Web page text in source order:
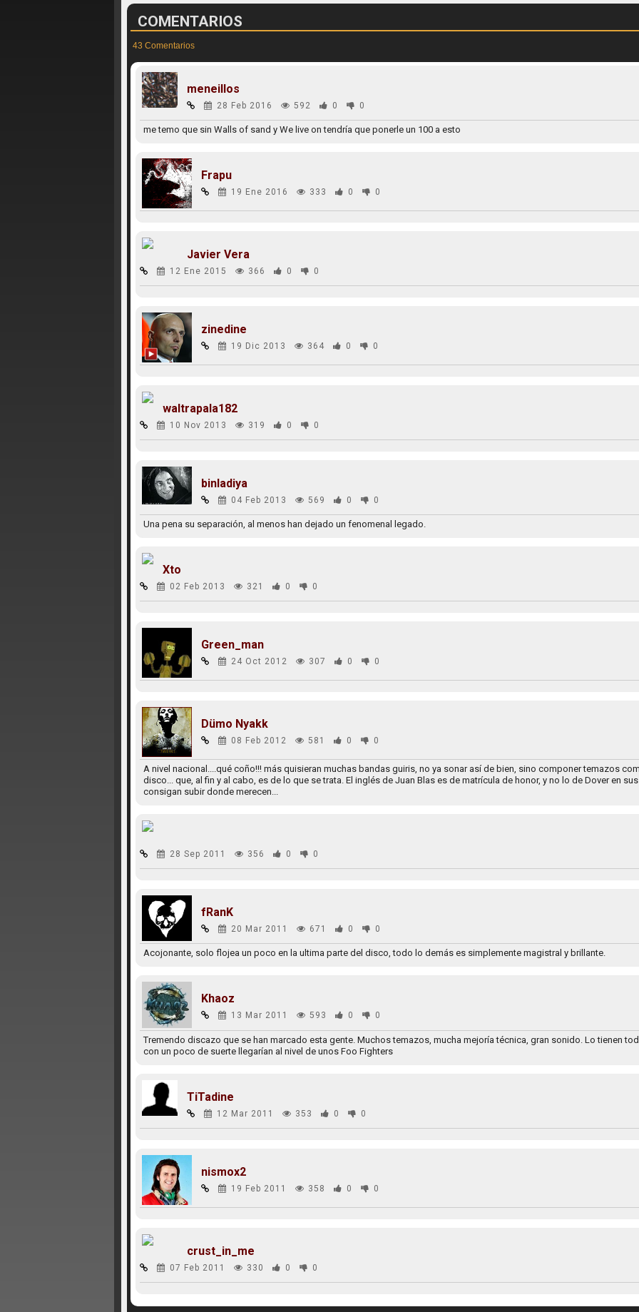
COMENTARIOS
43 Comentarios
meneillos
28 Feb 2016 592 0 0
me temo que sin Walls of sand y We live on tendría que ponerle un 100 a esto
Frapu
19 Ene 2016 333 0 0
Javier Vera
12 Ene 2015 366 0 0
zinedine
19 Dic 2013 364 0 0
waltrapala182
10 Nov 2013 319 0 0
binladiya
04 Feb 2013 569 0 0
Una pena su separación, al menos han dejado un fenomenal legado.
Xto
02 Feb 2013 321 0 0
Green_man
24 Oct 2012 307 0 0
Dümo Nyakk
08 Feb 2012 581 0 0
A nivel nacional....qué coño!!! más quisieran muchas bandas guiris, no ya sonar así de bien, sino componer temazos
disco... que, al fin y al cabo, es de lo que se trata. El inglés de Juan Blas es de matrícula de honor, y no lo de Dover en
consigan subir donde merecen...
28 Sep 2011 356 0 0
fRanK
20 Mar 2011 671 0 0
Acojonante, solo flojea un poco en la ultima parte del disco, todo lo demás es simplemente magistral y brillante.
Khaoz
13 Mar 2011 593 0 0
Tremendo discazo que se han marcado esta gente. Muchos temazos, mucha mejoría técnica, gran sonido. Lo tienen
con un poco de suerte llegarían al nivel de unos Foo Fighters
TiTadine
12 Mar 2011 353 0 0
nismox2
19 Feb 2011 358 0 0
crust_in_me
07 Feb 2011 330 0 0